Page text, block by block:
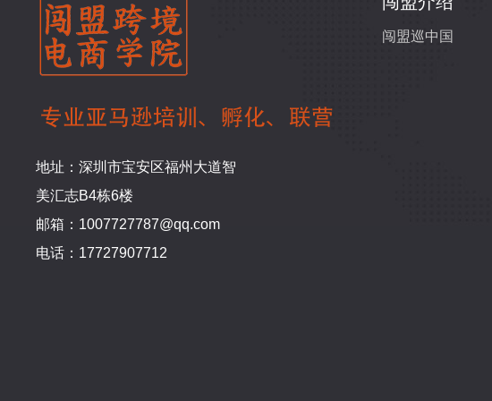
地址：深圳市宝安区福州大道智
美汇志B4栋6楼
邮箱：1007727787@qq.com
电话：17727907712
闯盟巡中国